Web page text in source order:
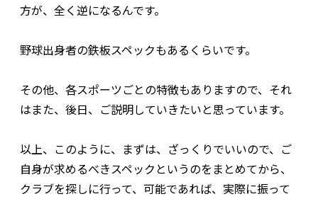
方が、全く逆になるんです。
野球出身者の鉄板スペックもあるくらいです。
その他、各スポーツごとの特徴もありますので、それ
はまた、後日、ご説明していきたいと思っています。
以上、このように、まずは、ざっくりでいいので、ご
自身が求めるべきスペックというのをまとめてから、
クラブを探しに行って、可能であれば、実際に振って